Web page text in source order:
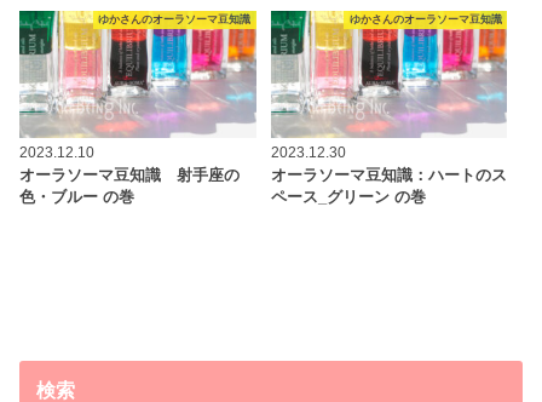
ゆかさんのオーラソーマ豆知識
2023.12.10
オーラソーマ豆知識 射手座の
色・ブルー の巻
ゆかさんのオーラソーマ豆知識
2023.12.30
オーラソーマ豆知識：ハートのス
ペース_グリーン の巻
検索